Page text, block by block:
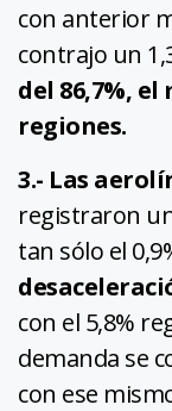
con anterior
contrajo un
del 86,7%,
regiones.
3.- Las
registraron
tan sólo el
con el 5,8%
demanda se
con ese